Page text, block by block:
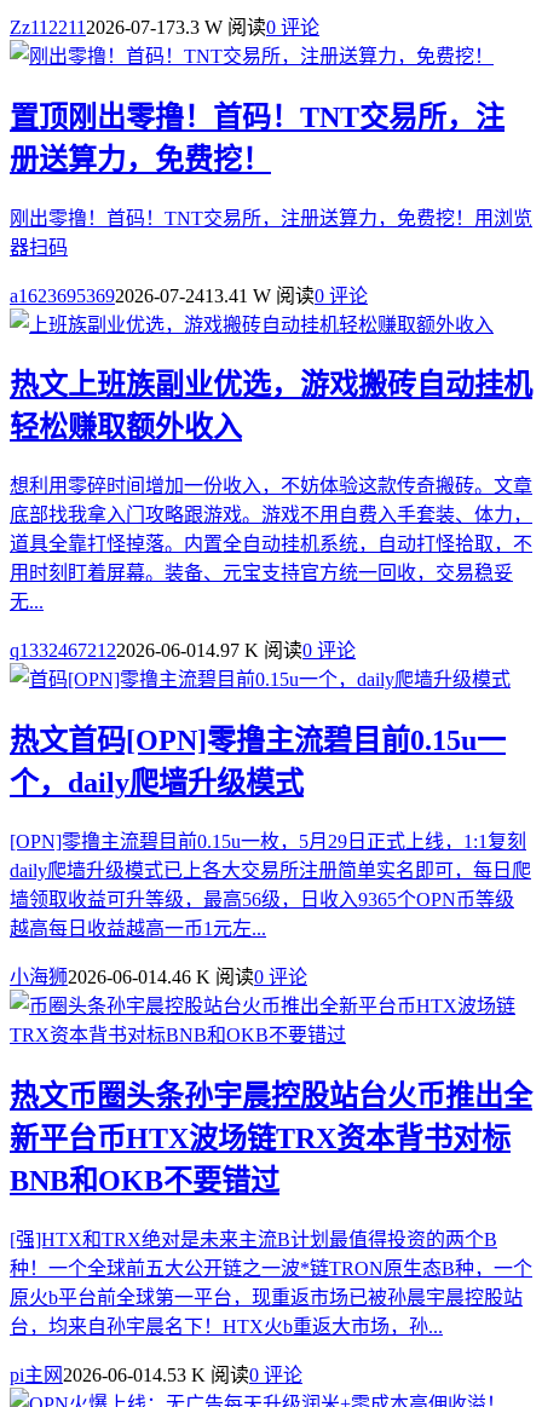
Zz112211 2026-07-173.3 W 阅读0 评论
置顶刚出零撸！首码！TNT交易所，注
册送算力，免费挖！
刚出零撸！首码！TNT交易所，注册送算力，免费挖！用浏览
器扫码
a16236953692026-07-2413.41 W 阅读0 评论
热文上班族副业优选，游戏搬砖自动挂机
轻松赚取额外收入
想利用零碎时间增加一份收入，不妨体验这款传奇搬砖。文章
底部找我拿入门攻略跟游戏。游戏不用自费入手套装、体力，
道具全靠打怪掉落。内置全自动挂机系统，自动打怪拾取，不
用时刻盯着屏幕。装备、元宝支持官方统一回收，交易稳妥
无...
q13324672122026-06-014.97 K 阅读0 评论
热文首码[OPN]零撸主流碧目前0.15u一
个，daily爬墙升级模式
[OPN]零撸主流碧目前0.15u一枚，5月29日正式上线，1:1复刻
daily爬墙升级模式已上各大交易所注册简单实名即可，每日爬
墙领取收益可升等级，最高56级，日收入9365个OPN币等级
越高每日收益越高一币1元左...
小海狮2026-06-014.46 K 阅读0 评论
热文币圈头条孙宇晨控股站台火币推出全
新平台币HTX波场链TRX资本背书对标
BNB和OKB不要错过
[强]HTX和TRX绝对是未来主流B计划最值得投资的两个B
种！一个全球前五大公开链之一波*链TRON原生态B种，一个
原火b平台前全球第一平台，现重返市场已被孙晨宇晨控股站
台，均来自孙宇晨名下！HTX火b重返大市场，孙...
pi主网 2026-06-014.53 K 阅读0 评论